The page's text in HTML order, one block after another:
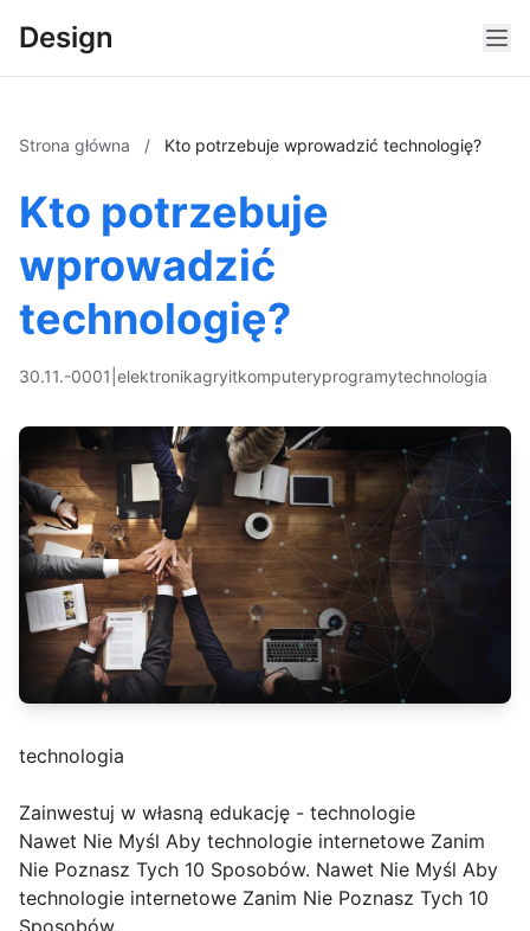
Design
Strona główna / Kto potrzebuje wprowadzić technologię?
Kto potrzebuje
wprowadzić
technologię?
30.11.-0001 elektronikagryitkomputeryprogramytechnologia
technologia
Zainwestuj w własną edukację - technologie
Nawet Nie Myśl Aby technologie internetowe Zanim
Nie Poznasz Tych 10 Sposobów. Nawet Nie Myśl Aby
technologie internetowe Zanim Nie Poznasz Tych 10
Sposobów.